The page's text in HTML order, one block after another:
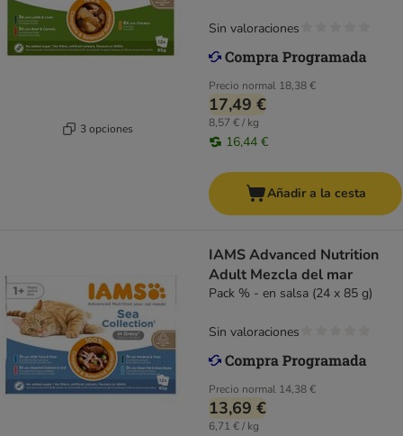
3 opciones
Precio normal 18,38 €
17,49 €
8,57 € / kg
16,44 €
Sin valoraciones
Añadir a la cesta
IAMS Advanced Nutrition
Adult Mezcla del mar
Pack % - en salsa (24 x 85 g)
Precio normal 14,38 €
13,69 €
6,71 € / kg
Sin valoraciones